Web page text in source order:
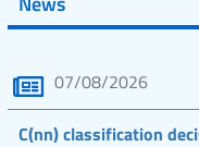
07/08/2026
C(nn) classification